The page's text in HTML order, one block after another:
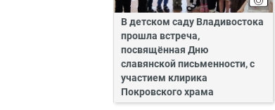
В детском саду Владивостока
прошла встреча,
посвящённая Дню
славянской письменности, с
участием клирика
Покровского храма